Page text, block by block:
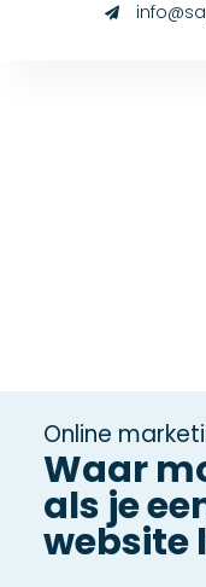
Online
Waar
als je
website